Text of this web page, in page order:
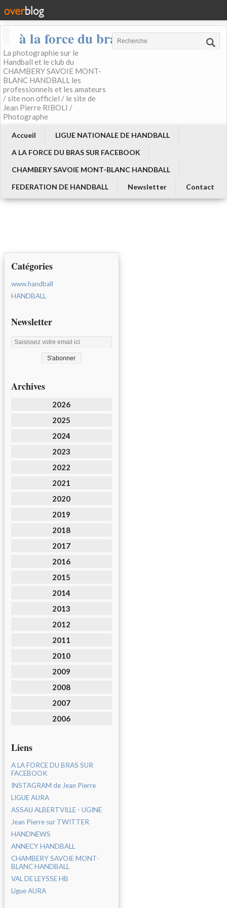
à la force du bras
La photographie sur le
Handball et le club du
CHAMBERY SAVOIE MONT-
BLANC HANDBALL les
professionnels et les amateurs
/ site non officiel / le site de
Jean Pierre RIBOLI /
Photographe
Accueil
LIGUE NATIONALE DE HANDBALL
A LA FORCE DU BRAS SUR FACEBOOK
CHAMBERY SAVOIE MONT-BLANC HANDBALL
FEDERATION DE HANDBALL
Newsletter Contact
Catégories
www.handball
HANDBALL
Newsletter
Archives
2026
2025
2024
2023
2022
2021
2020
2019
2018
2017
2016
2015
2014
2013
2012
2011
2010
2009
2008
2007
2006
Liens
A LA FORCE DU BRAS SUR
FACEBOOK
INSTAGRAM de Jean Pierre
LIGUE AURA
ASSAU ALBERTVILLE - UGINE
Jean Pierre sur TWITTER
HANDNEWS
ANNECY HANDBALL
CHAMBERY SAVOIE MONT-
BLANC HANDBALL
VAL DE LEYSSE HB
Ligue AURA